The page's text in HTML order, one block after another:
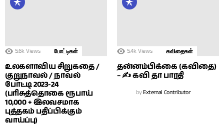
5.6k Views போட்டிகள்
உலகளாவிய சிறுகதை /
குறுநாவல் / நாவல்
போட்டி 2023-24
(பரிசுத்தொகை ரூபாய்
10,000 + இலவசமாக
புத்தகம் பதிப்பிக்கும்
வாய்ப்பு)
5.4k Views கவிதைகள்
தன்னம்பிக்கை (கவிதை)
– ✍ கவி தா பாரதி
byExternal Contributor